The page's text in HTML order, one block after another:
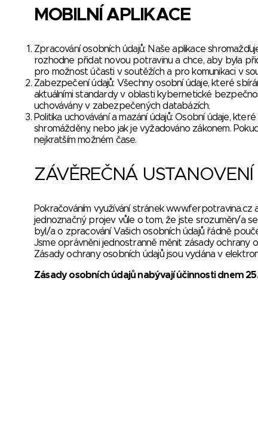
MOBILNÍ APLIKACE
Zpracování osobních údajů: Naše aplikace
rozhodne přidat novou potravinu a chce, aby byla
pro možnost účasti v soutěžích a pro komunikaci v
Zabezpečení údajů: Všechny osobní údaje, které
aktuálními standardy v oblasti kybernetické
uchovávány v zabezpečených databázích.
Politika uchovávání a mazání údajů: Osobní údaje,
shromážděny, nebo jak je vyžadováno zákonem.
nejkratším možném čase.
ZÁVĚREČNÁ USTANOVENÍ
Pokračováním využívání stránekwww.ferpotravina.cz
jednoznačný projev vůle o tom, že jste srozuměn/a
byl/a o zpracování Vašich osobních údajů řádně
Jsme oprávněni jednostranně měnit zásady ochrany
Zásady ochrany osobních údajů jsou vydána v
Zásady osobních údajů nabývají účinnosti dnem